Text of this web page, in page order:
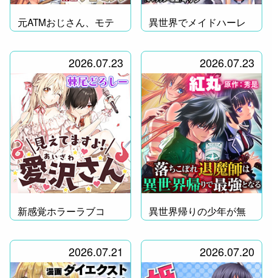
元ATMおじさん、モテ
る！
異世界でメイドハーレ
ム無双！
2026.07.23
新感覚ホラーラブコ
メ！
2026.07.23
異世界帰りの少年が無
双！
2026.07.21 2026.07.20